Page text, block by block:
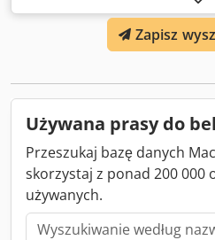
Zapisz
Używana prasy do
Przeszukaj bazę danych
skorzystaj z ponad 200 000
używanych.